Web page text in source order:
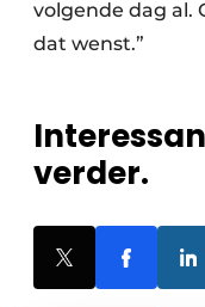
volgende dag al.
dat wenst.”
verder.